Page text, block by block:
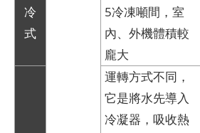
冷
式
5冷凍噸間，室
內、外機體積較
龐大
運轉方式不同，
它是將水先導入
冷凝器，吸收熱